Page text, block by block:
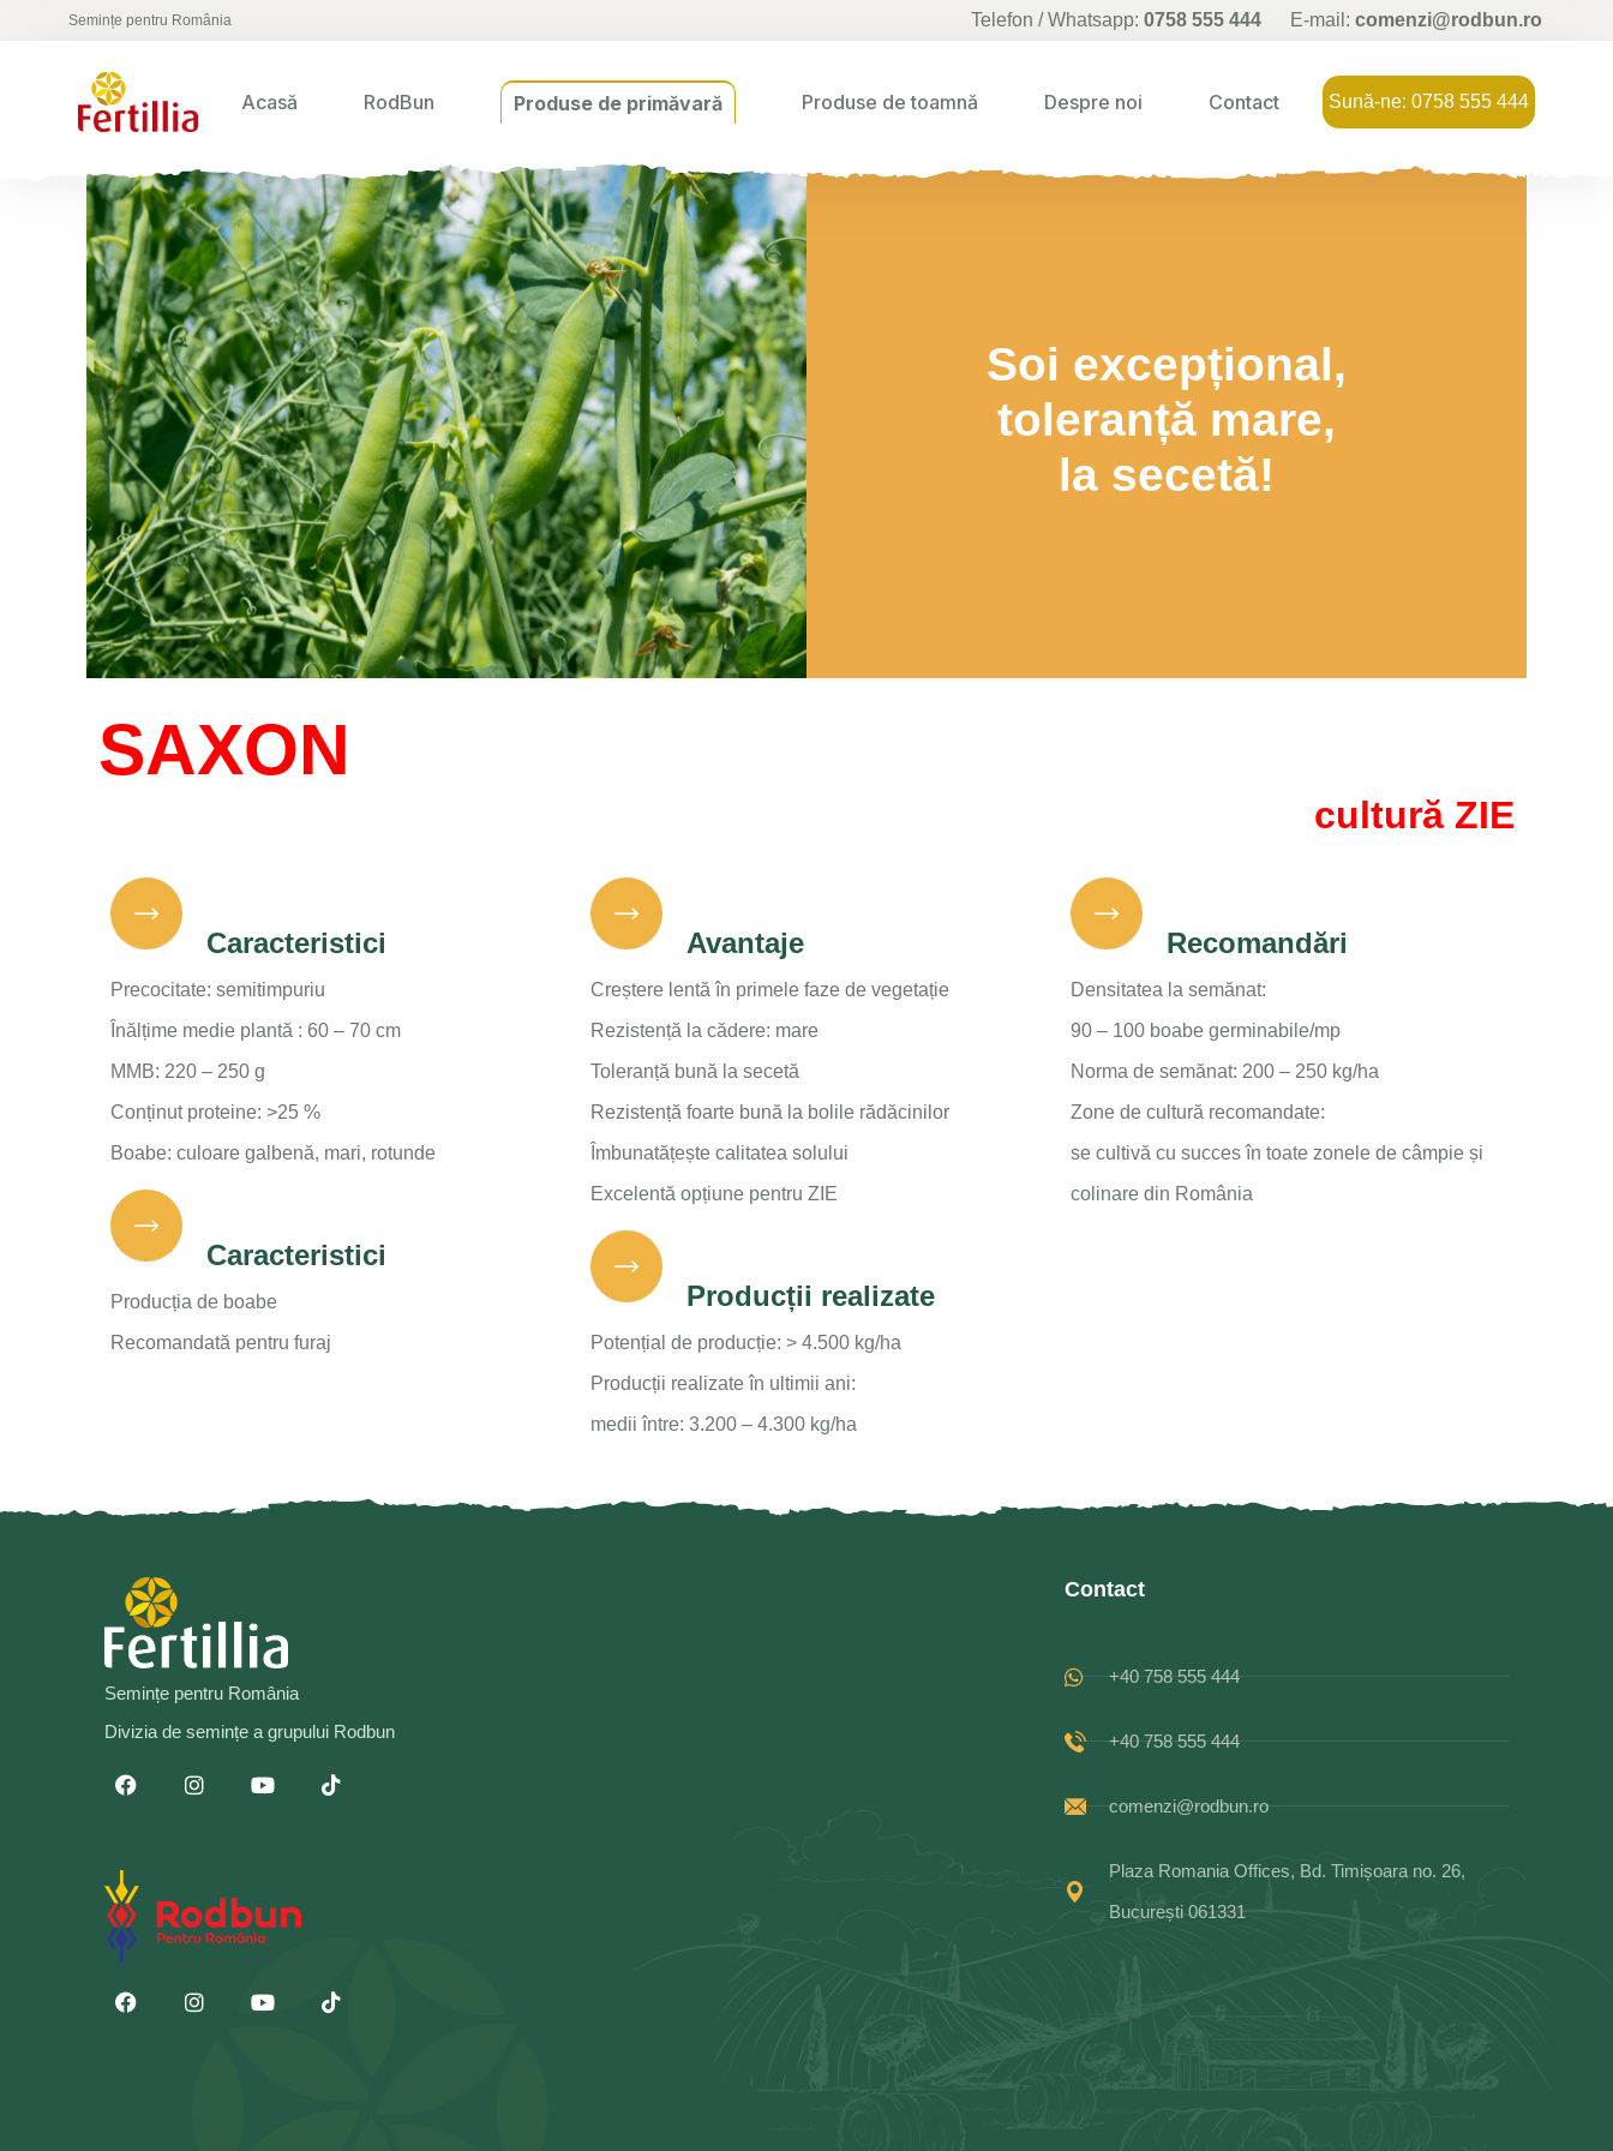
Semințe pentru România Telefon / Whatsapp: 0758 555 444 E-mail: comenzi@rodbun.ro
Acasă RodBun Produse de primăvară Produse de toamnă Despre noi Contact Sună-ne: 0758 555 444
Soi excepțional,
toleranță mare,
la secetă!
SAXON
cultură ZIE
Caracteristici
Precocitate: semitimpuriu
Înălțime medie plantă : 60 – 70 cm
MMB: 220 – 250 g
Conținut proteine: >25 %
Boabe: culoare galbenă, mari, rotunde
Caracteristici
Producția de boabe
Recomandată pentru furaj
Avantaje
Creștere lentă în primele faze de vegetație
Rezistență la cădere: mare
Toleranță bună la secetă
Rezistență foarte bună la bolile rădăcinilor
Îmbunatățește calitatea solului
Excelentă opțiune pentru ZIE
Producții realizate
Potențial de producție: > 4.500 kg/ha
Producții realizate în ultimii ani:
medii între: 3.200 – 4.300 kg/ha
Recomandări
Densitatea la semănat:
90 – 100 boabe germinabile/mp
Norma de semănat: 200 – 250 kg/ha
Zone de cultură recomandate:
se cultivă cu succes în toate zonele de câmpie și
colinare din România
Semințe pentru România
Divizia de semințe a grupului Rodbun
Contact
+40 758 555 444
+40 758 555 444
comenzi@rodbun.ro
Plaza Romania Offices, Bd. Timișoara no. 26,
București 061331